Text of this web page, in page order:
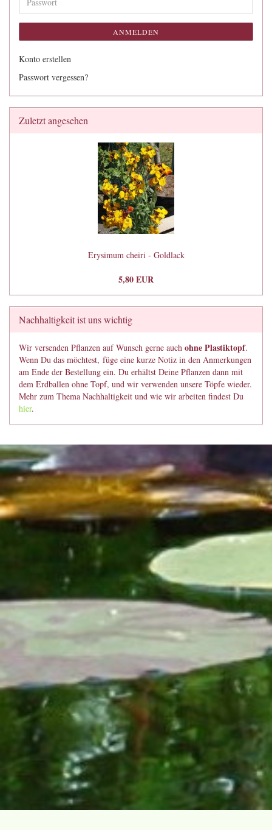
ANMELDEN
Konto erstellen
Passwort vergessen?
Zuletzt angesehen
Erysimum cheiri - Goldlack
5,80 EUR
Nachhaltigkeit ist uns wichtig
Wir versenden Pflanzen auf Wunsch gerne auch ohne Plastiktopf.
Wenn Du das möchtest, füge eine kurze Notiz in den Anmerkungen
am Ende der Bestellung ein. Du erhältst Deine Pflanzen dann mit
dem Erdballen ohne Topf, und wir verwenden unsere Töpfe wieder.
Mehr zum Thema Nachhaltigkeit und wie wir arbeiten findest Du
hier.